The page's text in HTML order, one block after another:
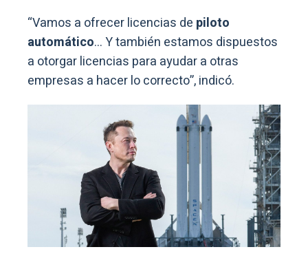
“Vamos a ofrecer licencias de piloto
automático… Y también estamos dispuestos
a otorgar licencias para ayudar a otras
empresas a hacer lo correcto”, indicó.